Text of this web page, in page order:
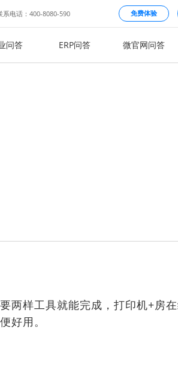
系电话：400-8080-590 免费体验
问答 ERP问答 微官网问答
两样工具就能完成，打印机+房
好用。